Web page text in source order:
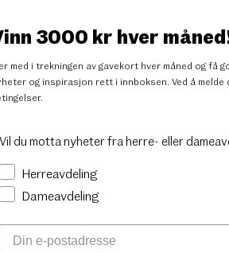
3000 kr hver
med i trekningen av gavekort hver måned og få
og inspirasjon rett i innboksen. Ved å
.
Vil du motta nyheter fra herre- eller
Herreavdeling
Dameavdeling